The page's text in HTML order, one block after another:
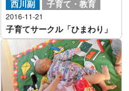
西川副 子育て・教育
2016-11-21
子育てサークル「ひまわり」